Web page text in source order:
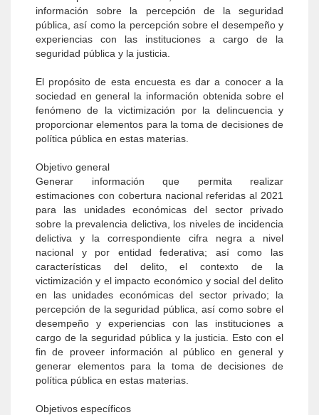
información sobre la percepción de la seguridad
pública, así como la percepción sobre el desempeño y
experiencias con las instituciones a cargo de la
seguridad pública y la justicia.
El propósito de esta encuesta es dar a conocer a la
sociedad en general la información obtenida sobre el
fenómeno de la victimización por la delincuencia y
proporcionar elementos para la toma de decisiones de
política pública en estas materias.
Objetivo general
Generar información que permita realizar
estimaciones con cobertura nacional referidas al 2021
para las unidades económicas del sector privado
sobre la prevalencia delictiva, los niveles de incidencia
delictiva y la correspondiente cifra negra a nivel
nacional y por entidad federativa; así como las
características del delito, el contexto de la
victimización y el impacto económico y social del delito
en las unidades económicas del sector privado; la
percepción de la seguridad pública, así como sobre el
desempeño y experiencias con las instituciones a
cargo de la seguridad pública y la justicia. Esto con el
fin de proveer información al público en general y
generar elementos para la toma de decisiones de
política pública en estas materias.
Objetivos específicos